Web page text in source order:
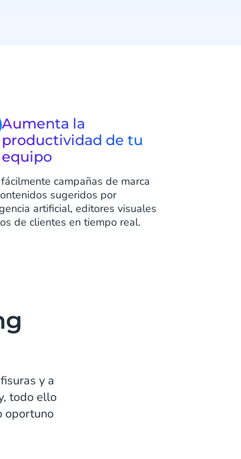
Aumenta la
productividad de tu
equipo
campañas de marca
sugeridos por
artificial, editores visuales
de clientes en tiempo real.
y a
todo ello
oportuno